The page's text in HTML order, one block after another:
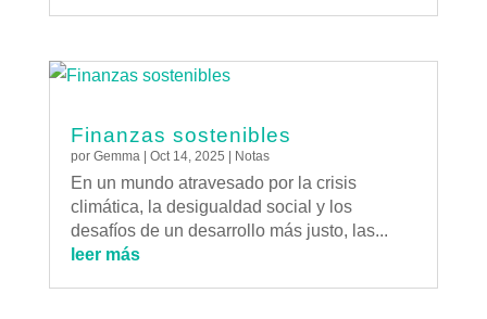
Finanzas sostenibles
por Gemma| Oct 14, 2025 Notas
En un mundo atravesado por la crisis
climática, la desigualdad social y los
desafíos de un desarrollo más justo, las...
leer más